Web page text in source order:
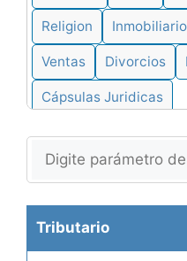
Religion Inmobiliario
Ventas Divorcios
Cápsulas Juridicas
Tributario